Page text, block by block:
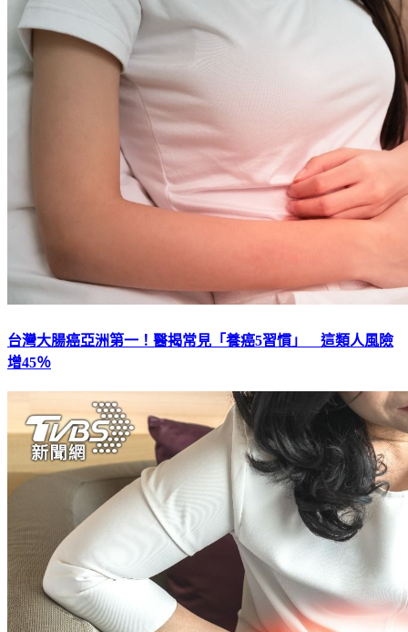
台灣大腸癌亞洲第一！醫揭常見「養癌5習慣」 這類人風險
增45％